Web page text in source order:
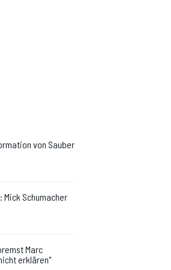
von Sauber
Mick Schumacher
Marc
erklären"